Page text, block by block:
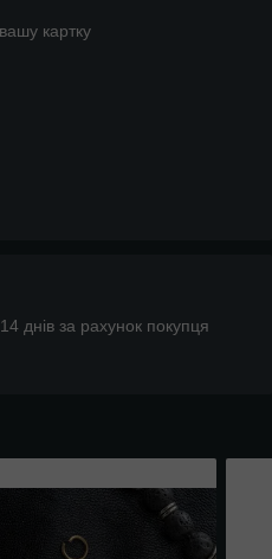
картку
днів за рахунок покупця